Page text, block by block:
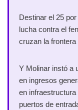
Destinar el 25
lucha contra el
cruzan la
Y Molinar instó a
en ingresos
en
puertos de